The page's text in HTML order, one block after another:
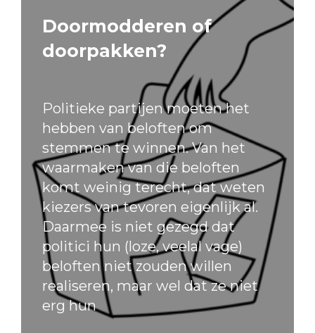
Doormodderen of
doorpakken?
Politieke partijen moeten het
hebben van beloften om
stemmen te winnen. Van het
waarmaken van die beloften
komt weinig terecht, dat weten
kiezers van tevoren eigenlijk al.
Daarmee is niet gezegd dat
politici hun (loze, veelal vage)
beloften niet zouden willen
realiseren, maar wel dat ze niet
erg hun